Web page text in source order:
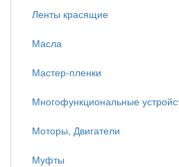
Ленты красящие
Масла
Мастер-пленки
Многофункциональные
Моторы, Двигатели
Муфты